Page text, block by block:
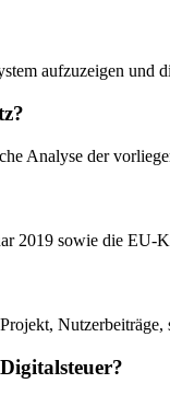
aufzuzeigen
Analyse der
2019 sowie die EU-